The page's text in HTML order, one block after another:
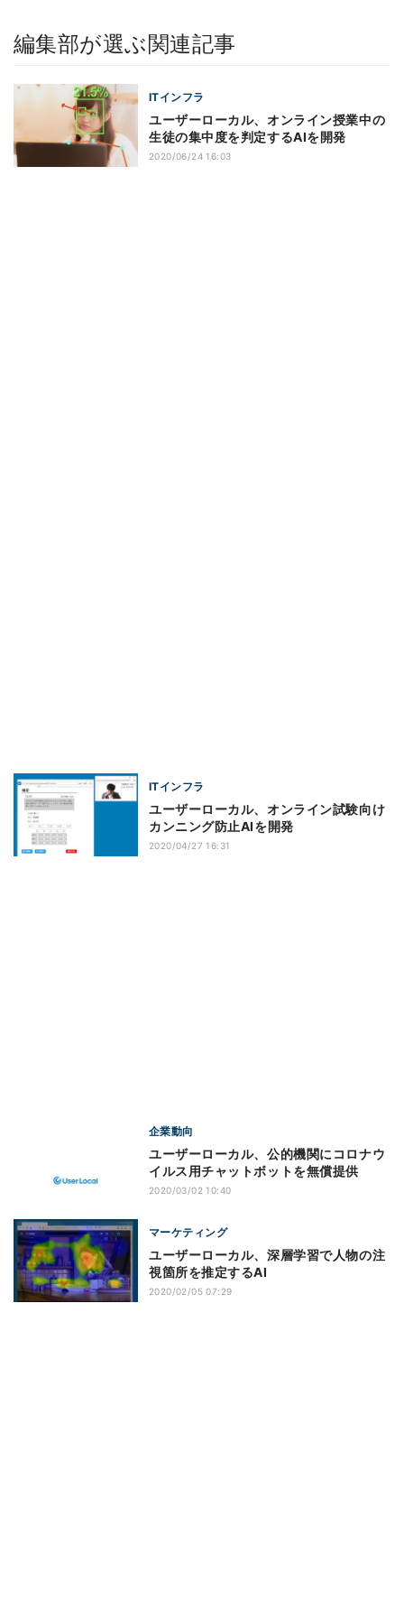
編集部が選ぶ関連記事
ITインフラ
ユーザーローカル、オンライン授業中の
生徒の集中度を判定するAIを開発
2020/06/24 16:03
ITインフラ
ユーザーローカル、オンライン試験向け
カンニング防止AIを開発
2020/04/27 16:31
企業動向
ユーザーローカル、公的機関にコロナウ
イルス用チャットボットを無償提供
2020/03/02 10:40
マーケティング
ユーザーローカル、深層学習で人物の注
視箇所を推定するAI
2020/02/05 07:29